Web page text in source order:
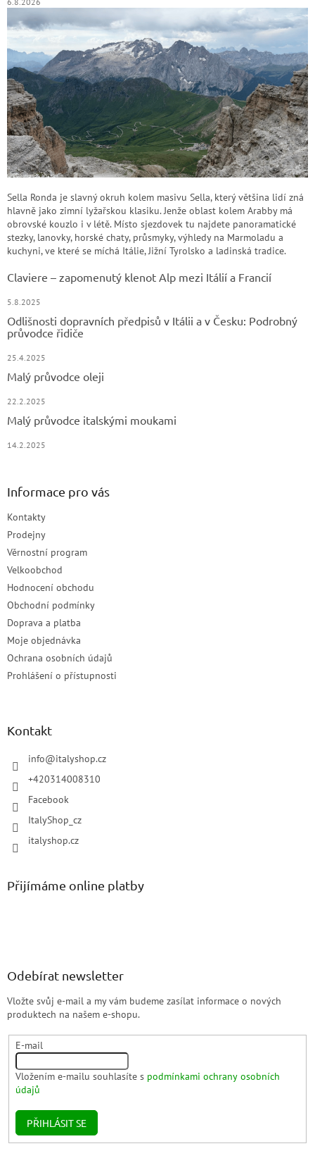
Sella Ronda je slavný okruh kolem masivu Sella, který většina lidí zná
hlavně jako zimní lyžařskou klasiku. Jenže oblast kolem Arabby má
obrovské kouzlo i v létě. Místo sjezdovek tu najdete panoramatické
stezky, lanovky, horské chaty, průsmyky, výhledy na Marmoladu a
kuchyni, ve které se míchá Itálie, Jižní Tyrolsko a ladinská tradice.
Claviere – zapomenutý klenot Alp mezi Itálií a Francií
5.8.2025
Odlišnosti dopravních předpisů v Itálii a v Česku: Podrobný
průvodce řidiče
25.4.2025
Malý průvodce oleji
22.2.2025
Malý průvodce italskými moukami
14.2.2025
Informace pro vás
Kontakty
Prodejny
Věrnostní program
Velkoobchod
Hodnocení obchodu
Obchodní podmínky
Doprava a platba
Moje objednávka
Ochrana osobních údajů
Prohlášení o přístupnosti
Kontakt
info@italyshop.cz
+420314008310
Facebook
ItalyShop_cz
italyshop.cz
Přijímáme online platby
Odebírat newsletter
Vložte svůj e-mail a my vám budeme zasílat informace o nových
produktech na našem e-shopu.
E-mail
Vložením e-mailu souhlasíte s podmínkami ochrany osobních
údajů
PŘIHLÁSIT SE